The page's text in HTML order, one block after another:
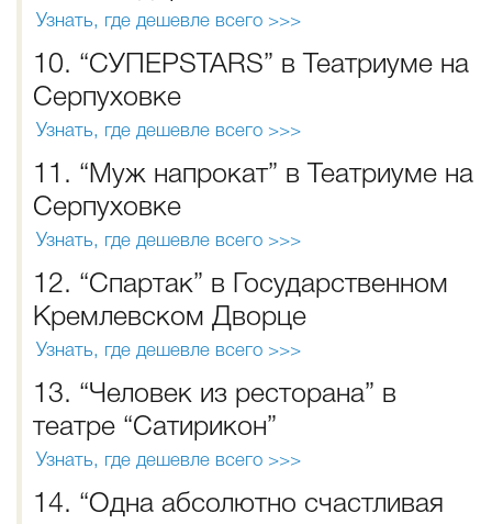
Узнать, где дешевле всего >>>
10. “СУПЕРSTARS” в Театриуме на
Серпуховке
Узнать, где дешевле всего >>>
11. “Муж напрокат” в Театриуме на
Серпуховке
Узнать, где дешевле всего >>>
12. “Спартак” в Государственном
Кремлевском Дворце
Узнать, где дешевле всего >>>
13. “Человек из ресторана” в
театре “Сатирикон”
Узнать, где дешевле всего >>>
14. “Одна абсолютно счастливая